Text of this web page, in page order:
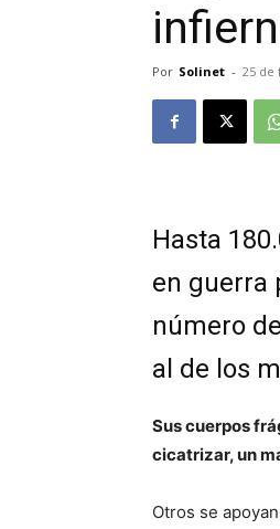
Por Solinet - 25 de
Hasta
en guerra
número
al de los
Sus cuerpos
cicatrizar, un
Otros se